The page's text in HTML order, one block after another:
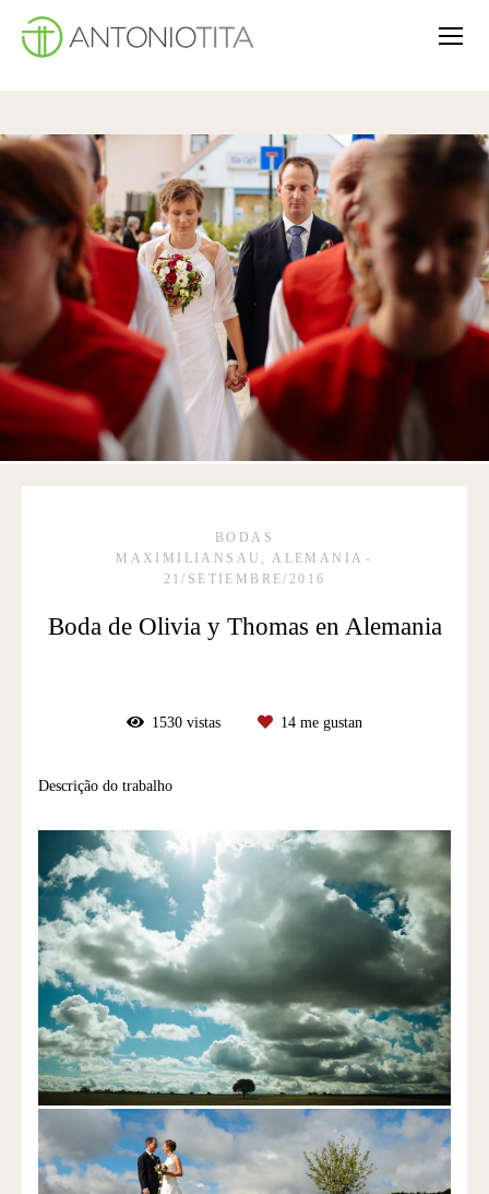
BODAS
MAXIMILIANSAU, ALEMANIA
21/SETIEMBRE/2016
Boda de Olivia y Thomas en Alemania
1530 vistas 14 me gustan
Descrição do trabalho